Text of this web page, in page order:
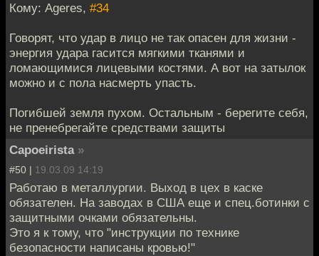
Кому: Ageres, #34
Говорят, что удар в лицо не так опасен для жизни -
энергия удара гасится мягкими тканями и
ломающимися лицевыми костями. А вот на затылок
можно и с пола насмерть упасть.
Погибшей земля пухом. Остальным - берегите себя,
не пренебрегайте средствами защиты
Capoeirista »
#50 | 19.03.09 14:19
Работаю в металлургии. Выход в цех в каске
обязателен. На заводах в США еще и спец.ботинки с
защитными очками обязательны.
Это я к тому, что "инструкции по технике
безопасности написаны кровью!"